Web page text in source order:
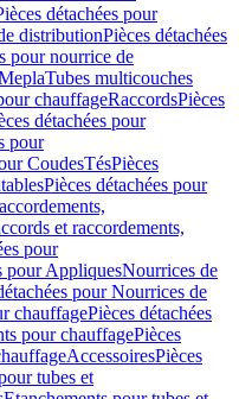
détachées pour
distributionPièces détachées
pour nourrice de
Tubes multicouches
chauffageRaccordsPièces
détachées pour
pour
CoudesTésPièces
Pièces détachées pour
et raccordements,
pour
pour AppliquesNourrices de
pour Nourrices de
chauffagePièces détachées
pour chauffagePièces
AccessoiresPièces
tubes et